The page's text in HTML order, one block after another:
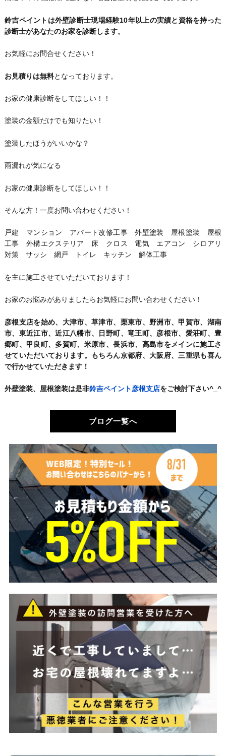
鈴吉ペイントは外壁診断士現場経験10年以上の実績と資格を持った
診断士があなたのお家を診断します。
お気軽にお問合せください！
お見積りは無料となっております。
お家の健康診断をしてほしい！！
塗装の金額だけでも知りたい！
塗装したほうがいいかな？
雨漏れが気になる
お家の健康診断をしてほしい！！
そんな方！一度お問い合わせください！
戸建 マンション アパート改修工事 外壁塗装 屋根塗装 屋根
工事 外構エクステリア 床 クロス 電気 エアコン シロアリ
対策 サッシ 網戸 トイレ キッチン 解体工事
を主に施工させていただいております！
お家のお悩みがありましたらお気軽にお問い合わせください！
彦根支店を始め、大津市、草津市、栗東市、野洲市、甲賀市、湖南
市、東近江市、近江八幡市、日野町、竜王町、彦根市、愛荘町、豊
郷町、甲良町、多賀町、米原市、長浜市、高島市をメインに施工さ
せていただいております。もちろん京都府、大阪府、三重県も喜ん
で行かせていただきます！
外壁塗装、屋根塗装は是非鈴吉ペイント彦根支店をご検討下さい^_^
ブログ一覧へ